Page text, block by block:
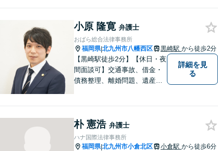
のご相談はお任せください
【夜間・休日対応可】M&A、
株式発行も対応【小倉駅3分】
小原 隆寛 弁護士
おばら総合法律事務所
福岡県|北九州市八幡西区 黒崎駅 から徒歩2分
【黒崎駅徒歩2分】【休日・夜
間面談可】交通事故、借金・
債務整理、離婚問題、遺産相
と弁護士に相談してもいいの
かな」と思わず、遠慮なくご
相談ください。
詳細を見
る
朴 憲浩 弁護士
ハナ国際法律事務所
福岡県|北九州市小倉北区 小倉駅 から徒歩6分